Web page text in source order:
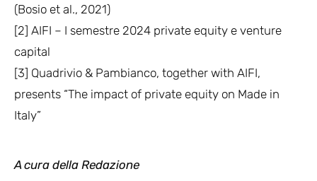
(Bosio et al., 2021)
[2] AIFI – I semestre 2024 private equity e venture
capital
[3] Quadrivio & Pambianco, together with AIFI,
presents “The impact of private equity on Made in
Italy”
A cura della Redazione